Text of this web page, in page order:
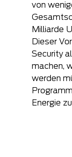
von
Milliarde
Dieser
Security
machen,
werden
Energie